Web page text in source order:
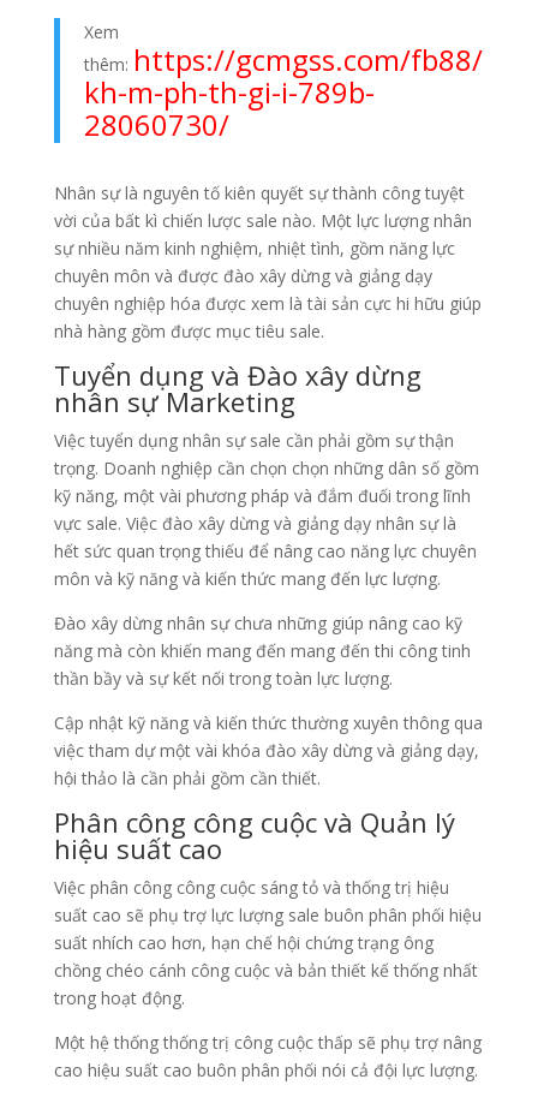
Xem
thêm: https://gcmgss.com/fb88/
kh-m-ph-th-gi-i-789b-
28060730/
Nhân sự là nguyên tố kiên quyết sự thành công tuyệt
vời của bất kì chiến lược sale nào. Một lực lượng nhân
sự nhiều năm kinh nghiệm, nhiệt tình, gồm năng lực
chuyên môn và được đào xây dừng và giảng dạy
chuyên nghiệp hóa được xem là tài sản cực hi hữu giúp
nhà hàng gồm được mục tiêu sale.
Tuyển dụng và Đào xây dừng
nhân sự Marketing
Việc tuyển dụng nhân sự sale cần phải gồm sự thận
trọng. Doanh nghiệp cần chọn chọn những dân số gồm
kỹ năng, một vài phương pháp và đắm đuối trong lĩnh
vực sale. Việc đào xây dừng và giảng dạy nhân sự là
hết sức quan trọng thiếu để nâng cao năng lực chuyên
môn và kỹ năng và kiến thức mang đến lực lượng.
Đào xây dừng nhân sự chưa những giúp nâng cao kỹ
năng mà còn khiến mang đến mang đến thi công tinh
thần bầy và sự kết nối trong toàn lực lượng.
Cập nhật kỹ năng và kiến thức thường xuyên thông qua
việc tham dự một vài khóa đào xây dừng và giảng dạy,
hội thảo là cần phải gồm cần thiết.
Phân công công cuộc và Quản lý
hiệu suất cao
Việc phân công công cuộc sáng tỏ và thống trị hiệu
suất cao sẽ phụ trợ lực lượng sale buôn phân phối hiệu
suất nhích cao hơn, hạn chế hội chứng trạng ông
chồng chéo cánh công cuộc và bản thiết kế thống nhất
trong hoạt động.
Một hệ thống thống trị công cuộc thấp sẽ phụ trợ nâng
cao hiệu suất cao buôn phân phối nói cả đội lực lượng.